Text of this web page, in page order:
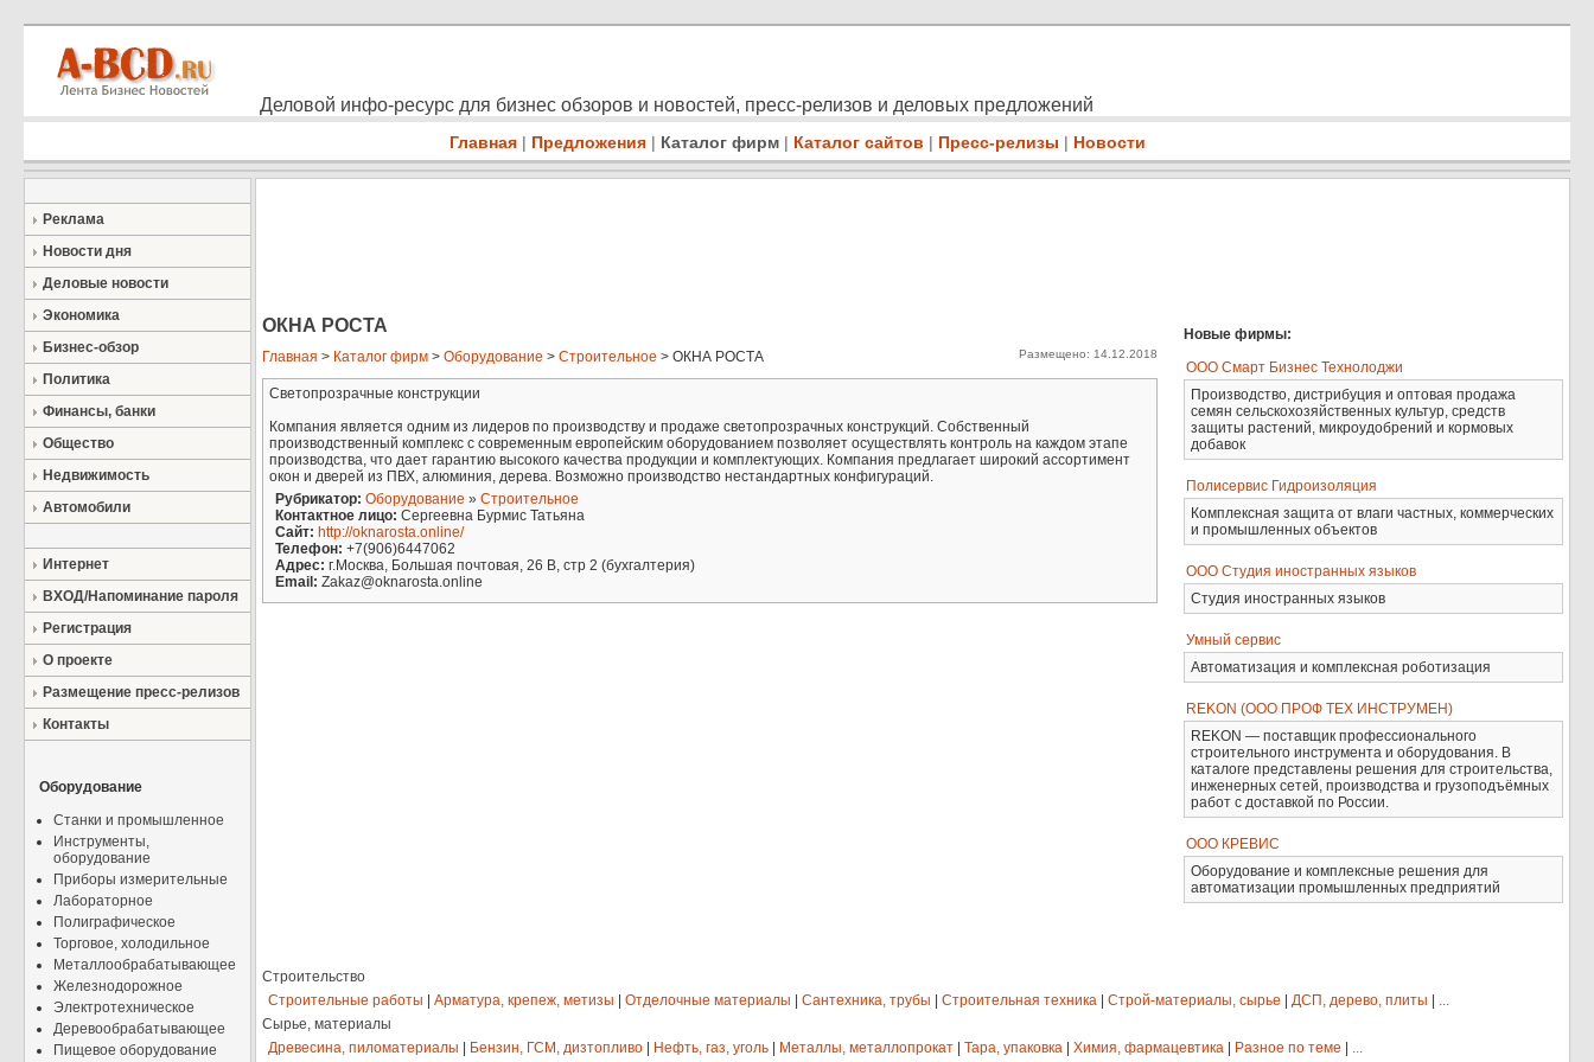
Деловой инфо-ресурс для бизнес обзоров и новостей, пресс-релизов и деловых предложений
Главная | Предложения | Каталог фирм | Каталог сайтов | Пресс-релизы | Новости
Реклама
Новости дня
Деловые новости
Экономика
Бизнес-обзор
Политика
Финансы, банки
Общество
Недвижимость
Автомобили
Интернет
ВХОД/Напоминание пароля
Регистрация
О проекте
Размещение пресс-релизов
Контакты
Оборудование
Станки и промышленное
Инструменты,
оборудование
Приборы измерительные
Лабораторное
Полиграфическое
Торговое, холодильное
Металлообрабатывающее
Железнодорожное
Электротехническое
Деревообрабатывающее
Пищевое оборудование
ОКНА РОСТА
Главная > Каталог фирм > Оборудование > Строительное > ОКНА РОСТА Размещено: 14.12.2018
Светопрозрачные конструкции
Компания является одним из лидеров по производству и продаже светопрозрачных конструкций. Собственный
производственный комплекс с современным европейским оборудованием позволяет осуществлять контроль на каждом этапе
производства, что дает гарантию высокого качества продукции и комплектующих. Компания предлагает широкий ассортимент
окон и дверей из ПВХ, алюминия, дерева. Возможно производство нестандартных конфигураций.
Рубрикатор: Оборудование » Строительное
Контактное лицо: Сергеевна Бурмис Татьяна
Сайт: http://oknarosta.online/
Телефон: +7(906)6447062
Адрес: г.Москва, Большая почтовая, 26 В, стр 2 (бухгалтерия)
Email: Zakaz@oknarosta.online
Новые фирмы:
ООО Смарт Бизнес Технолоджи
Производство, дистрибуция и оптовая продажа
семян сельскохозяйственных культур, средств
защиты растений, микроудобрений и кормовых
добавок
Полисервис Гидроизоляция
Комплексная защита от влаги частных, коммерческих
и промышленных объектов
ООО Студия иностранных языков
Студия иностранных языков
Умный сервис
Автоматизация и комплексная роботизация
REKON (ООО ПРОФ ТЕХ ИНСТРУМЕН)
REKON — поставщик профессионального
строительного инструмента и оборудования. В
каталоге представлены решения для строительства,
инженерных сетей, производства и грузоподъёмных
работ с доставкой по России.
ООО КРЕВИС
Оборудование и комплексные решения для
автоматизации промышленных предприятий
Строительство
Строительные работы
Арматура, крепеж, метизы Отделочные материалы Сантехника, трубы Строительная техника Строй-материалы, сырье ДСП, дерево, плиты
...
Сырье, материалы
Древесина, пиломатериалы
Бензин, ГСМ, дизтопливо Нефть, газ, уголь Металлы, металлопрокат Тара, упаковка Химия, фармацевтика Разное по теме ...